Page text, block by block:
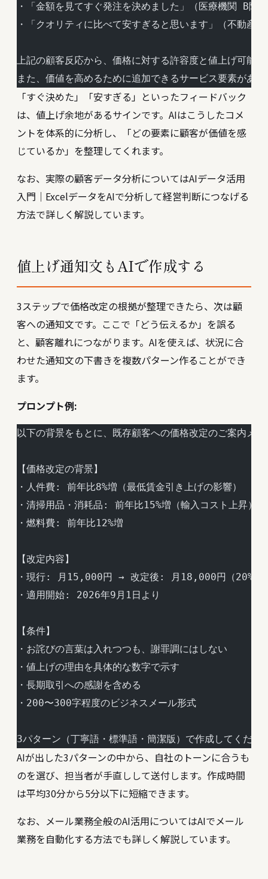
・「金額を見てすぐ発注を決めました」（医療機関 B院）
・「クオリティに比べて安すぎると思います」（不動産
上記の顧客反応から、価格に対する許容度と値上げ可能
また、価値を高めるために追加できるサービス要素があ
「すぐ決めた」「安すぎる」といったフィードバック
は、値上げ余地があるサインです。AIはこうしたコメ
ントを体系的に分析し、「どの要素に顧客が価値を感
じているか」を整理してくれます。
なお、実際の顧客データ分析についてはAIデータ活用
入門｜ExcelデータをAIで分析して経営判断につなげる
方法で詳しく解説しています。
値上げ通知文もAIで作成する
3ステップで価格改定の根拠が整理できたら、次は顧
客への通知文です。ここで「どう伝えるか」を誤る
と、顧客離れにつながります。AIを使えば、状況に合
わせた通知文の下書きを複数パターン作ることができ
ます。
プロンプト例:
以下の背景をもとに、既存顧客への価格改定のご案内メ
【価格改定の背景】
・人件費: 前年比8%増（最低賃金引き上げの影響）
・清掃用品・消耗品: 前年比15%増（輸入コスト上昇）
・燃料費: 前年比12%増
【改定内容】
・現行: 月15,000円 → 改定後: 月18,000円（20%値
・適用開始: 2026年9月1日より
【条件】
・お詫びの言葉は入れつつも、謝罪調にはしない
・値上げの理由を具体的な数字で示す
・長期取引への感謝を含める
・200〜300字程度のビジネスメール形式
3パターン（丁寧語・標準語・簡潔版）で作成してくださ
AIが出した3パターンの中から、自社のトーンに合うも
のを選び、担当者が手直しして送付します。作成時間
は平均30分から5分以下に短縮できます。
なお、メール業務全般のAI活用についてはAIでメール
業務を自動化する方法でも詳しく解説しています。